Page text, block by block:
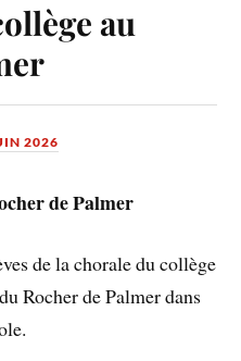
au
2026
de Palmer
de la chorale du collège
Rocher de Palmer dans